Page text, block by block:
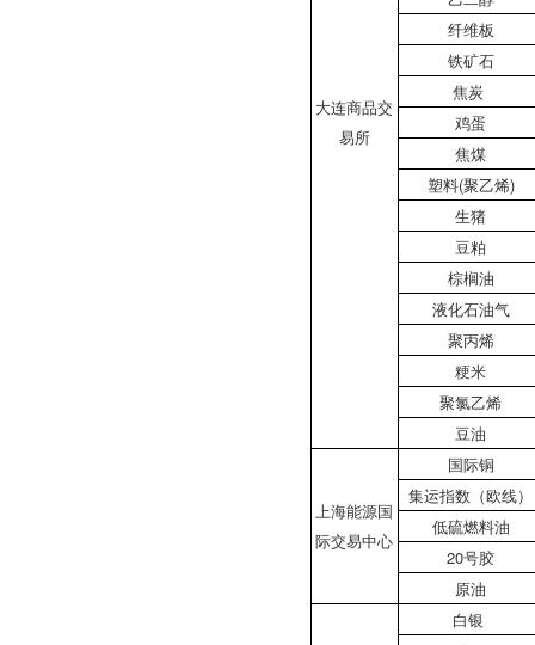
大连商品交
易所
纤维板
铁矿石
焦炭
鸡蛋
焦煤
塑料(聚乙烯)
生猪
豆粕
棕榈油
液化石油气
聚丙烯
粳米
聚氯乙烯
豆油
上海能源国
际交易中心
国际铜
集运指数（欧线）
低硫燃料油
20号胶
原油
白银